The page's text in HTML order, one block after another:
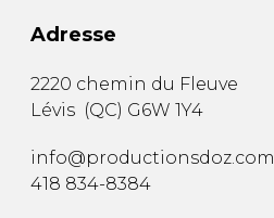
Adresse
2220 chemin du Fleuve
Lévis (QC) G6W 1Y4
info@productionsdoz.com
418 834-8384